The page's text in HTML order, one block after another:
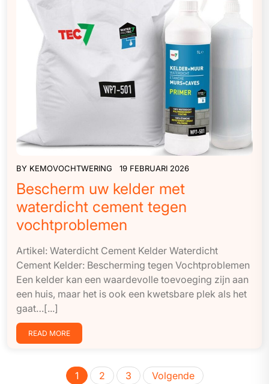
BY KEMOVOCHTWERING 19 FEBRUARI 2026
Bescherm uw kelder met
waterdicht cement tegen
vochtproblemen
Artikel: Waterdicht Cement Kelder Waterdicht
Cement Kelder: Bescherming tegen Vochtproblemen
Een kelder kan een waardevolle toevoeging zijn aan
een huis, maar het is ook een kwetsbare plek als het
gaat…[...]
READ MORE
Berichten
1 2 3 Volgende